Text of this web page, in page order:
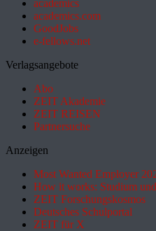
academics
academics.com
GoodJobs
e-fellows.net
Verlagsangebote
Abo
ZEIT Akademie
ZEIT REISEN
Partnersuche
Anzeigen
Most Wanted Employer
How it works: Studium
ZEIT Forschungskosmos
Deutsches Schulportal
ZEIT für X